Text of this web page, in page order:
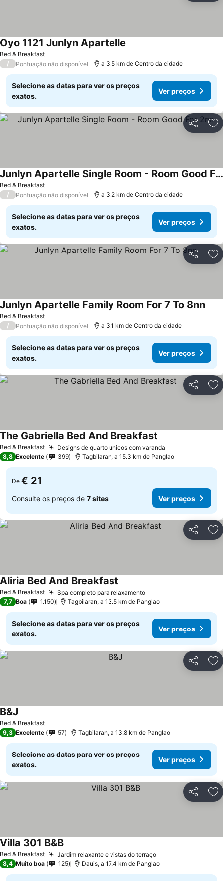
Bed & Breakfast
Oyo 1121 Junlyn Apartelle
/ Pontuação não disponível a 3.5 km de Centro da cidade
Selecione as datas para ver os preços
exatos.
Ver preços
Partilhar
Bed & Breakfast
Junlyn Apartelle Single Room - Room Good For 2nn
/ Pontuação não disponível a 3.2 km de Centro da cidade
Selecione as datas para ver os preços
exatos.
Ver preços
Partilhar
Bed & Breakfast
Junlyn Apartelle Family Room For 7 To 8nn
/ Pontuação não disponível a 3.1 km de Centro da cidade
Selecione as datas para ver os preços
exatos.
Ver preços
Partilhar
Bed & Breakfast Designs de quarto únicos com varanda
The Gabriella Bed And Breakfast
8,8 Excelente 399 Tagbilaran, a 15.3 km de Panglao
De € 21
Consulte os preços de 7 sites Ver preços
Partilhar
Bed & Breakfast Spa completo para relaxamento
Aliria Bed And Breakfast
7,7 Boa 1.150 Tagbilaran, a 13.5 km de Panglao
Selecione as datas para ver os preços
exatos.
Ver preços
Partilhar
Bed & Breakfast
B&J
9,3 Excelente 57 Tagbilaran, a 13.8 km de Panglao
Selecione as datas para ver os preços
exatos.
Ver preços
Partilhar
Bed & Breakfast Jardim relaxante e vistas do terraço
Villa 301 B&B
8,4 Muito boa 125 Dauis, a 17.4 km de Panglao